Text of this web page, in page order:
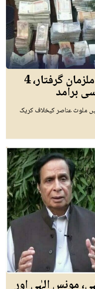
حوالہ ہنڈی میں ملوث 711 ملزمان گرفتار، 4
برآمد
ملوث عناصر کیخلاف کریک